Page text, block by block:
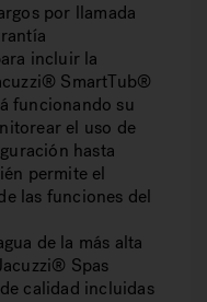
por llamada
incluir la
SmartTub®
funcionando su
el uso de
hasta
permite el
las funciones del
de la más alta
Spas
calidad incluidas